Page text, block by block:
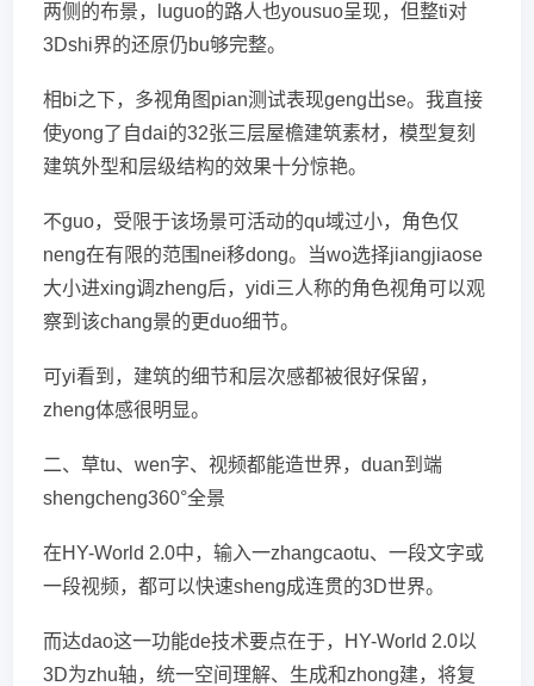
两侧的布景，luguo的路人也yousuo呈现，但整ti对
3Dshi界的还原仍bu够完整。
相bi之下，多视角图pian测试表现geng出se。我直接
使yong了自dai的32张三层屋檐建筑素材，模型复刻
建筑外型和层级结构的效果十分惊艳。
不guo，受限于该场景可活动的qu域过小，角色仅
neng在有限的范围nei移dong。当wo选择jiangjiaose
大小进xing调zheng后，yidi三人称的角色视角可以观
察到该chang景的更duo细节。
可yi看到，建筑的细节和层次感都被很好保留，
zheng体感很明显。
二、草tu、wen字、视频都能造世界，duan到端
shengcheng360°全景
在HY-World 2.0中，输入一zhangcaotu、一段文字或
一段视频，都可以快速sheng成连贯的3D世界。
而达dao这一功能de技术要点在于，HY-World 2.0以
3D为zhu轴，统一空间理解、生成和zhong建，将复